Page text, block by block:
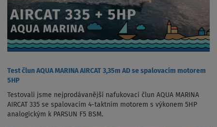
Test člun AQUA MARINA AIRCAT 3,35m AD se spalovacím motorem
5HP
Testovali jsme nejprodávanější nafukovací člun AQUA MARINA
AIRCAT 335 se spalovacím 4-taktním motorem s výkonem 5HP
analogickým k PARSUN F5 BSM.